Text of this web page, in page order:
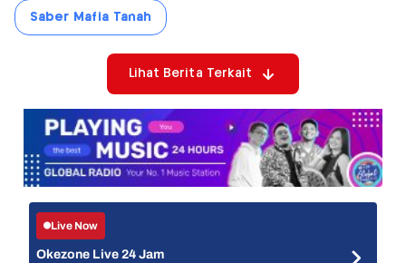
Saber Mafia Tanah
Lihat Berita Terkait
Live Now
Okezone Live 24 Jam